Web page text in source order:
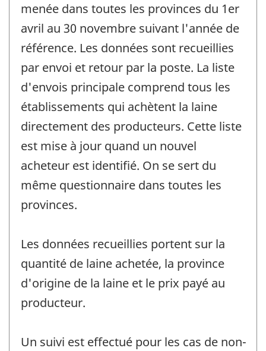
menée dans toutes les provinces du 1er
avril au 30 novembre suivant l'année de
référence. Les données sont recueillies
par envoi et retour par la poste. La liste
d'envois principale comprend tous les
établissements qui achètent la laine
directement des producteurs. Cette liste
est mise à jour quand un nouvel
acheteur est identifié. On se sert du
même questionnaire dans toutes les
provinces.
Les données recueillies portent sur la
quantité de laine achetée, la province
d'origine de la laine et le prix payé au
producteur.
Un suivi est effectué pour les cas de non-